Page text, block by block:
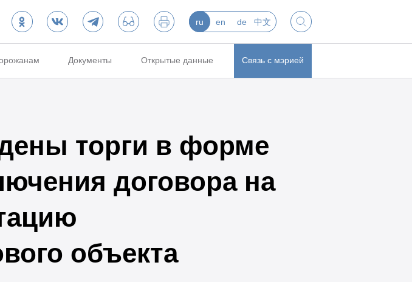
ru en de 中文
Документы Открытые данные Связь с мэрией
торги в форме
договора на
объекта